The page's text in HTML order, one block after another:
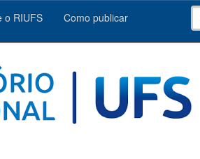
o RIUFS Como publicar